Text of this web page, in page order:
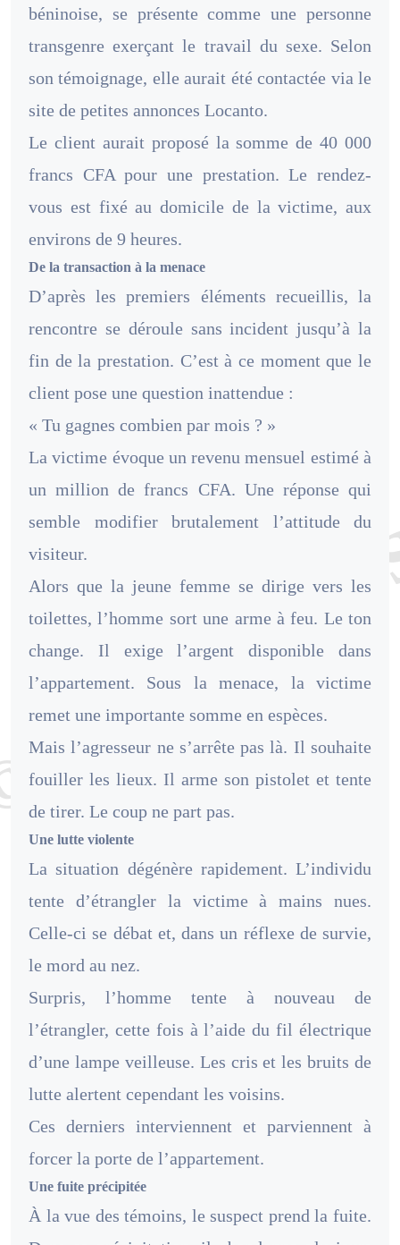
béninoise, se présente comme une personne
transgenre exerçant le travail du sexe. Selon
son témoignage, elle aurait été contactée via le
site de petites annonces Locanto.
Le client aurait proposé la somme de 40 000
francs CFA pour une prestation. Le rendez-
vous est fixé au domicile de la victime, aux
environs de 9 heures.
De la transaction à la menace
D’après les premiers éléments recueillis, la
rencontre se déroule sans incident jusqu’à la
fin de la prestation. C’est à ce moment que le
client pose une question inattendue :
« Tu gagnes combien par mois ? »
La victime évoque un revenu mensuel estimé à
un million de francs CFA. Une réponse qui
semble modifier brutalement l’attitude du
visiteur.
Alors que la jeune femme se dirige vers les
toilettes, l’homme sort une arme à feu. Le ton
change. Il exige l’argent disponible dans
l’appartement. Sous la menace, la victime
remet une importante somme en espèces.
Mais l’agresseur ne s’arrête pas là. Il souhaite
fouiller les lieux. Il arme son pistolet et tente
de tirer. Le coup ne part pas.
Une lutte violente
La situation dégénère rapidement. L’individu
tente d’étrangler la victime à mains nues.
Celle-ci se débat et, dans un réflexe de survie,
le mord au nez.
Surpris, l’homme tente à nouveau de
l’étrangler, cette fois à l’aide du fil électrique
d’une lampe veilleuse. Les cris et les bruits de
lutte alertent cependant les voisins.
Ces derniers interviennent et parviennent à
forcer la porte de l’appartement.
Une fuite précipitée
À la vue des témoins, le suspect prend la fuite.